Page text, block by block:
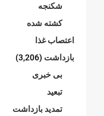
شکنجە
کشته شده
اعتصاب غذا
بازداشت (3,206)
بی خبری
تبعید
تمدید بازداشت